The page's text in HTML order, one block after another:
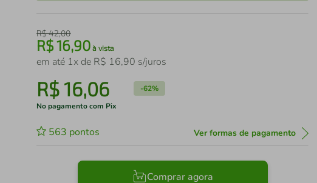
R$42,00
R$16,90 à vista
em até 1x de R$ 16,90 s/juros
R$16,06 -62%
No pagamento com Pix
563 pontos Ver formas de pagamento
Comprar agora